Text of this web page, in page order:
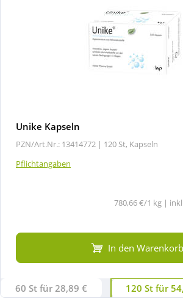
Unike Kapseln
PZN/Art.Nr.: 13414772 | 120 St, Kapseln
Pflichtangaben
780,66 €/1 kg |
In den Warenkorb
60 St für 28,89 € 120 St für